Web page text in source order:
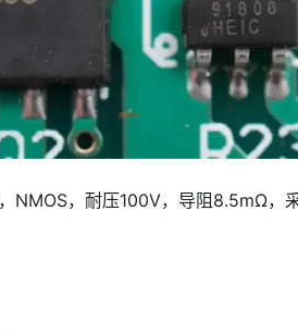
NMOS，耐压100V，导阻8.5mΩ，